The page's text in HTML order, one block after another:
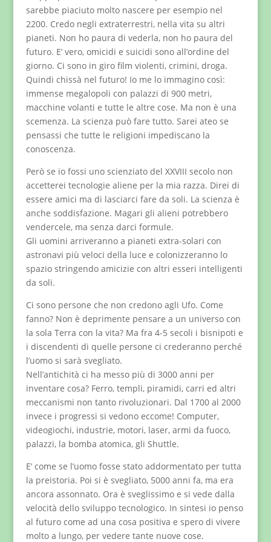
sarebbe piaciuto molto nascere per esempio nel
2200. Credo negli extraterrestri, nella vita su altri
pianeti. Non ho paura di vederla, non ho paura del
futuro. E’ vero, omicidi e suicidi sono all’ordine del
giorno. Ci sono in giro film violenti, crimini, droga.
Quindi chissà nel futuro! Io me lo immagino così:
immense megalopoli con palazzi di 900 metri,
macchine volanti e tutte le altre cose. Ma non è una
scemenza. La scienza può fare tutto. Sarei ateo se
pensassi che tutte le religioni impediscano la
conoscenza.
Però se io fossi uno scienziato del XXVIII secolo non
accetterei tecnologie aliene per la mia razza. Direi di
essere amici ma di lasciarci fare da soli. La scienza è
anche soddisfazione. Magari gli alieni potrebbero
vendercele, ma senza darci formule.
Gli uomini arriveranno a pianeti extra-solari con
astronavi più veloci della luce e colonizzeranno lo
spazio stringendo amicizie con altri esseri intelligenti
da soli.
Ci sono persone che non credono agli Ufo. Come
fanno? Non è deprimente pensare a un universo con
la sola Terra con la vita? Ma fra 4-5 secoli i bisnipoti e
i discendenti di quelle persone ci crederanno perché
l’uomo si sarà svegliato.
Nell’antichità ci ha messo più di 3000 anni per
inventare cosa? Ferro, templi, piramidi, carri ed altri
meccanismi non tanto rivoluzionari. Dal 1700 al 2000
invece i progressi si vedono eccome! Computer,
videogiochi, industrie, motori, laser, armi da fuoco,
palazzi, la bomba atomica, gli Shuttle.
E’ come se l’uomo fosse stato addormentato per tutta
la preistoria. Poi si è svegliato, 5000 anni fa, ma era
ancora assonnato. Ora è sveglissimo e si vede dalla
velocità dello sviluppo tecnologico. In sintesi io penso
al futuro come ad una cosa positiva e spero di vivere
molto a lungo, per vedere tante nuove cose.